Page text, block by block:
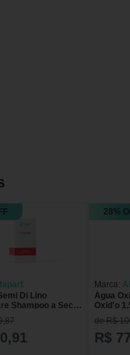
Di Lino
Shampoo a Seco
28%
Marca:
Água
Oxid'o
1000ml
de R$
R$